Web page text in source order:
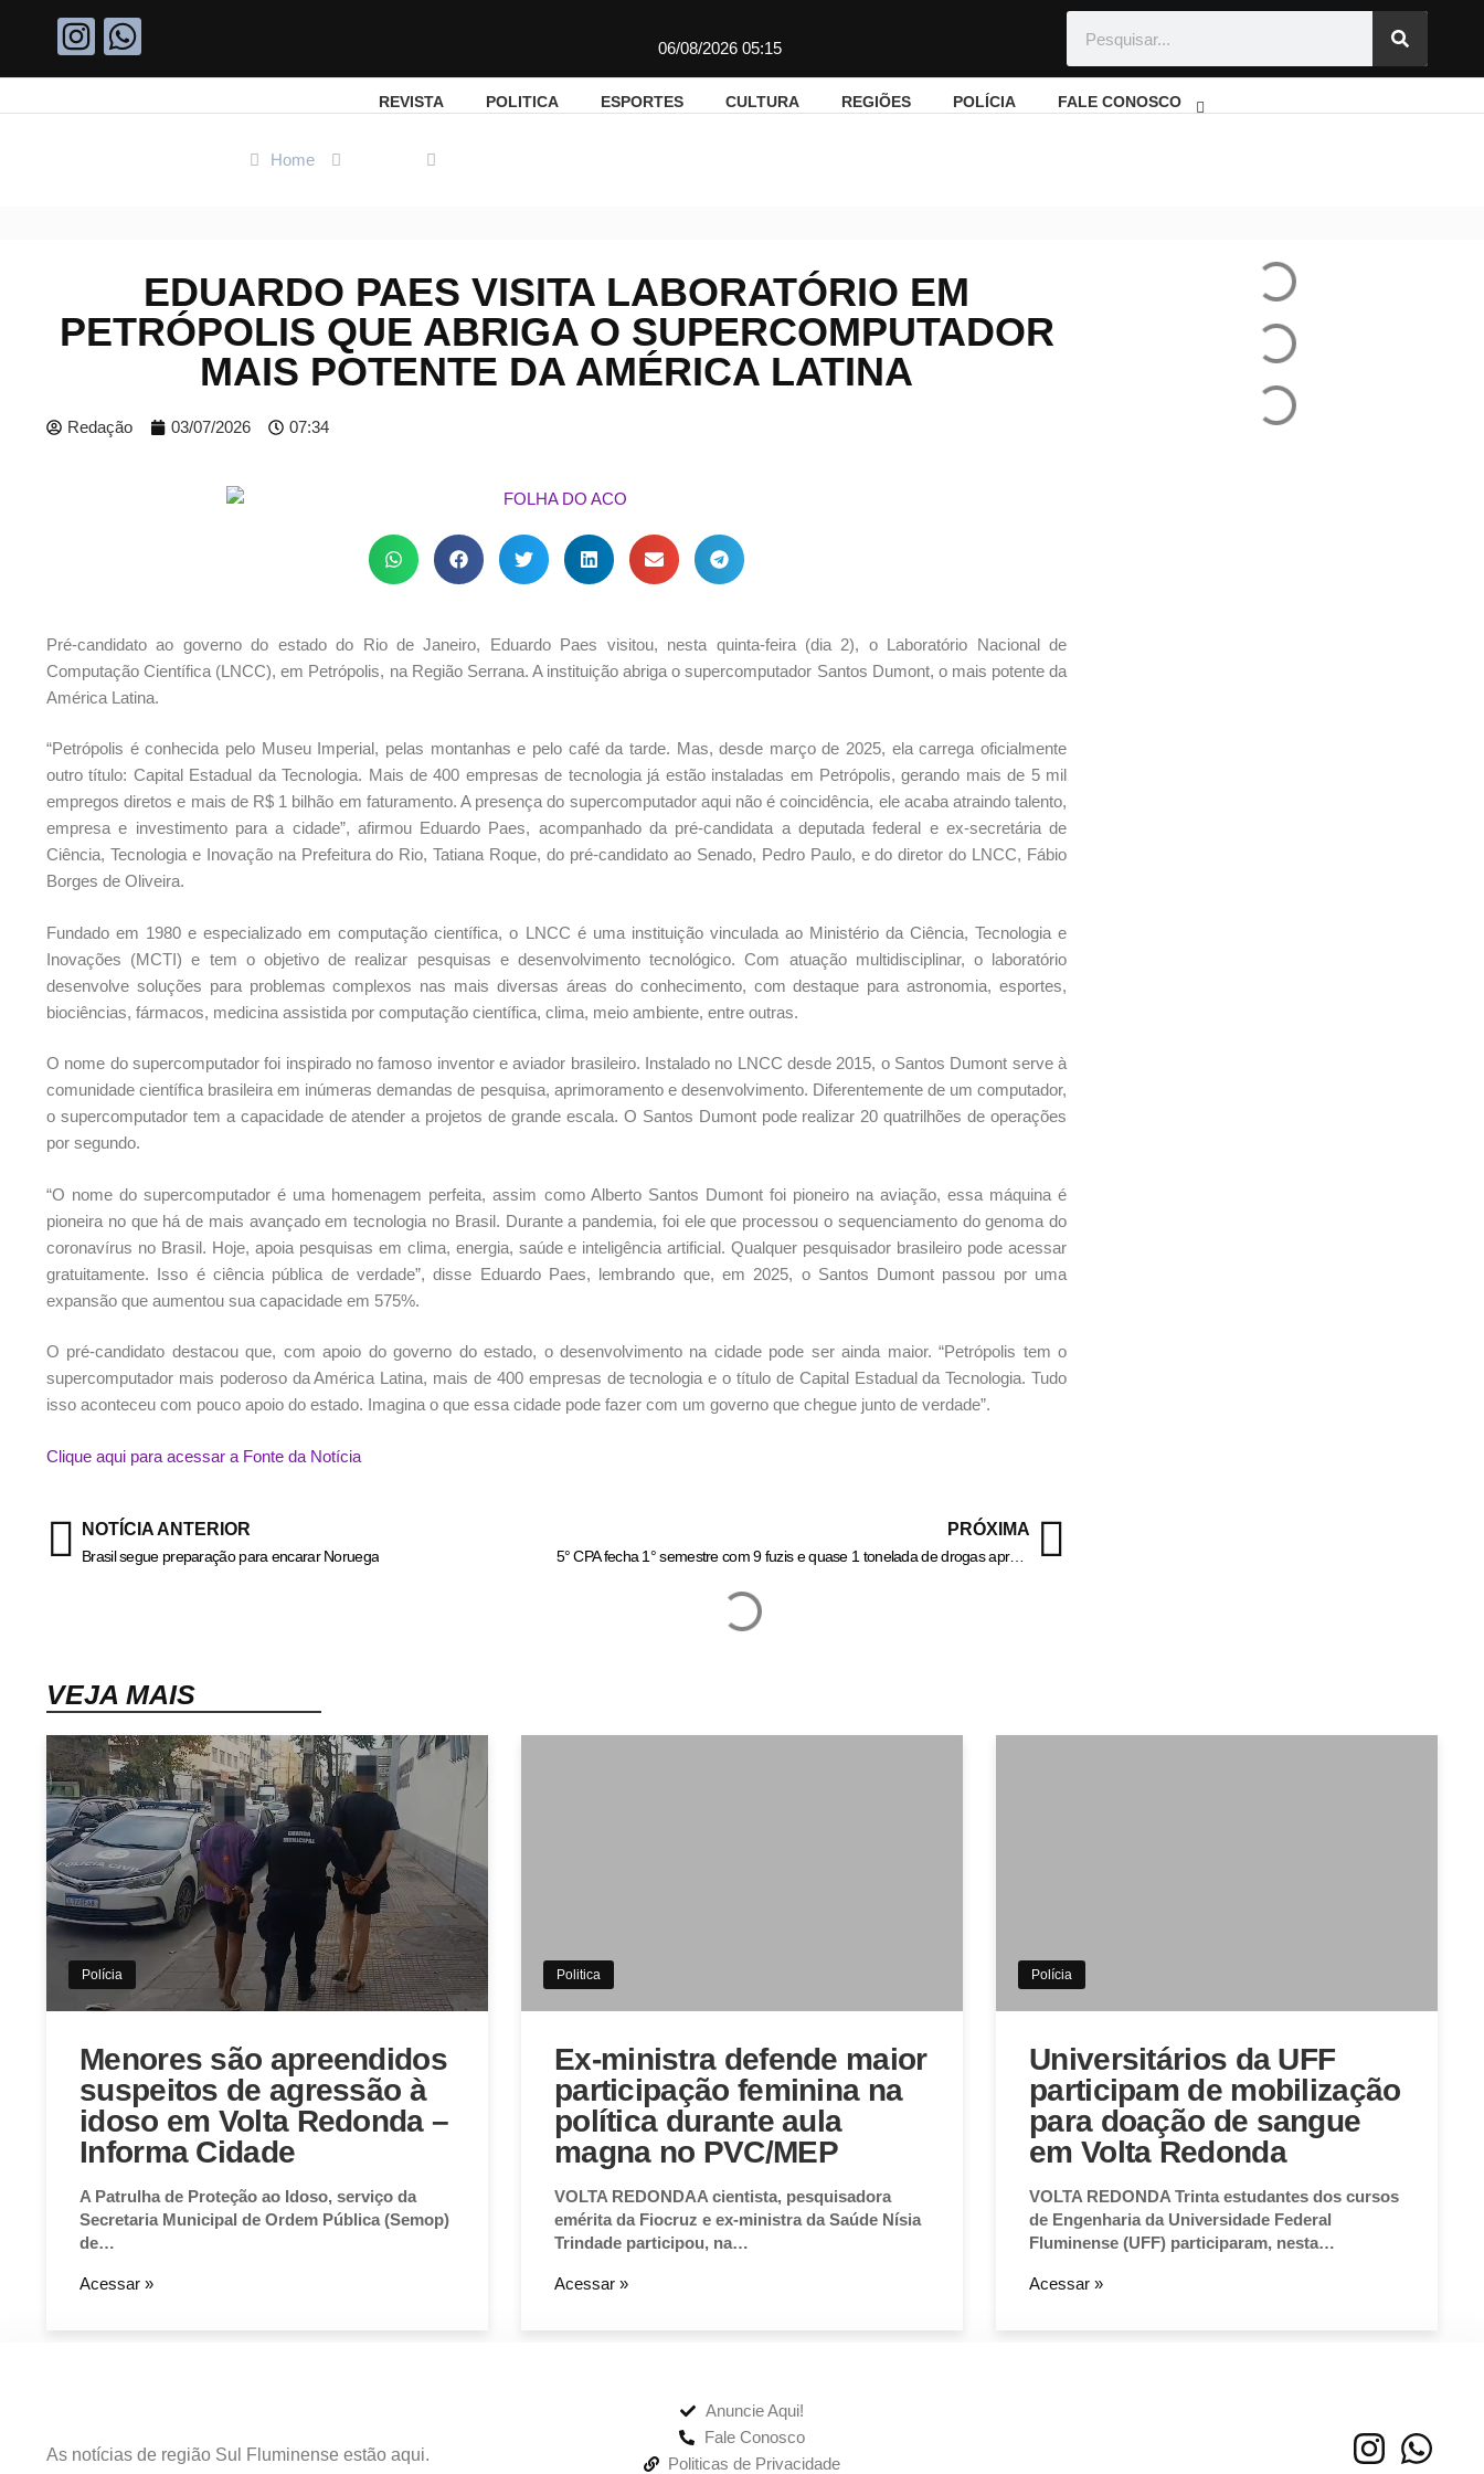
06/08/2026 05:15
REVISTA POLITICA ESPORTES CULTURA REGIÕES POLÍCIA FALE CONOSCO
Home
EDUARDO PAES VISITA LABORATÓRIO EM
PETRÓPOLIS QUE ABRIGA O SUPERCOMPUTADOR
MAIS POTENTE DA AMÉRICA LATINA
Redação 03/07/2026 07:34
Pré-candidato ao governo do estado do Rio de Janeiro, Eduardo Paes visitou, nesta quinta-feira (dia 2), o Laboratório Nacional de
Computação Científica (LNCC), em Petrópolis, na Região Serrana. A instituição abriga o supercomputador Santos Dumont, o mais potente da
América Latina.
“Petrópolis é conhecida pelo Museu Imperial, pelas montanhas e pelo café da tarde. Mas, desde março de 2025, ela carrega oficialmente
outro título: Capital Estadual da Tecnologia. Mais de 400 empresas de tecnologia já estão instaladas em Petrópolis, gerando mais de 5 mil
empregos diretos e mais de R$ 1 bilhão em faturamento. A presença do supercomputador aqui não é coincidência, ele acaba atraindo talento,
empresa e investimento para a cidade”, afirmou Eduardo Paes, acompanhado da pré-candidata a deputada federal e ex-secretária de
Ciência, Tecnologia e Inovação na Prefeitura do Rio, Tatiana Roque, do pré-candidato ao Senado, Pedro Paulo, e do diretor do LNCC, Fábio
Borges de Oliveira.
Fundado em 1980 e especializado em computação científica, o LNCC é uma instituição vinculada ao Ministério da Ciência, Tecnologia e
Inovações (MCTI) e tem o objetivo de realizar pesquisas e desenvolvimento tecnológico. Com atuação multidisciplinar, o laboratório
desenvolve soluções para problemas complexos nas mais diversas áreas do conhecimento, com destaque para astronomia, esportes,
biociências, fármacos, medicina assistida por computação científica, clima, meio ambiente, entre outras.
O nome do supercomputador foi inspirado no famoso inventor e aviador brasileiro. Instalado no LNCC desde 2015, o Santos Dumont serve à
comunidade científica brasileira em inúmeras demandas de pesquisa, aprimoramento e desenvolvimento. Diferentemente de um computador,
o supercomputador tem a capacidade de atender a projetos de grande escala. O Santos Dumont pode realizar 20 quatrilhões de operações
por segundo.
“O nome do supercomputador é uma homenagem perfeita, assim como Alberto Santos Dumont foi pioneiro na aviação, essa máquina é
pioneira no que há de mais avançado em tecnologia no Brasil. Durante a pandemia, foi ele que processou o sequenciamento do genoma do
coronavírus no Brasil. Hoje, apoia pesquisas em clima, energia, saúde e inteligência artificial. Qualquer pesquisador brasileiro pode acessar
gratuitamente. Isso é ciência pública de verdade”, disse Eduardo Paes, lembrando que, em 2025, o Santos Dumont passou por uma
expansão que aumentou sua capacidade em 575%.
O pré-candidato destacou que, com apoio do governo do estado, o desenvolvimento na cidade pode ser ainda maior. “Petrópolis tem o
supercomputador mais poderoso da América Latina, mais de 400 empresas de tecnologia e o título de Capital Estadual da Tecnologia. Tudo
isso aconteceu com pouco apoio do estado. Imagina o que essa cidade pode fazer com um governo que chegue junto de verdade”.
Clique aqui para acessar a Fonte da Notícia
NOTÍCIA ANTERIOR
Brasil segue preparação para encarar Noruega
PRÓXIMA
5° CPA fecha 1° semestre com 9 fuzis e quase 1 tonelada de drogas apreendidos
VEJA MAIS
Polícia
Menores são apreendidos
suspeitos de agressão à
idoso em Volta Redonda –
Informa Cidade
A Patrulha de Proteção ao Idoso, serviço da
Secretaria Municipal de Ordem Pública (Semop)
de…
Acessar »
Politica
Ex-ministra defende maior
participação feminina na
política durante aula
magna no PVC/MEP
VOLTA REDONDAA cientista, pesquisadora
emérita da Fiocruz e ex-ministra da Saúde Nísia
Trindade participou, na…
Acessar »
Polícia
Universitários da UFF
participam de mobilização
para doação de sangue
em Volta Redonda
VOLTA REDONDA Trinta estudantes dos cursos
de Engenharia da Universidade Federal
Fluminense (UFF) participaram, nesta…
Acessar »
As notícias de região Sul Fluminense estão aqui.
Anuncie Aqui!
Fale Conosco
Politicas de Privacidade